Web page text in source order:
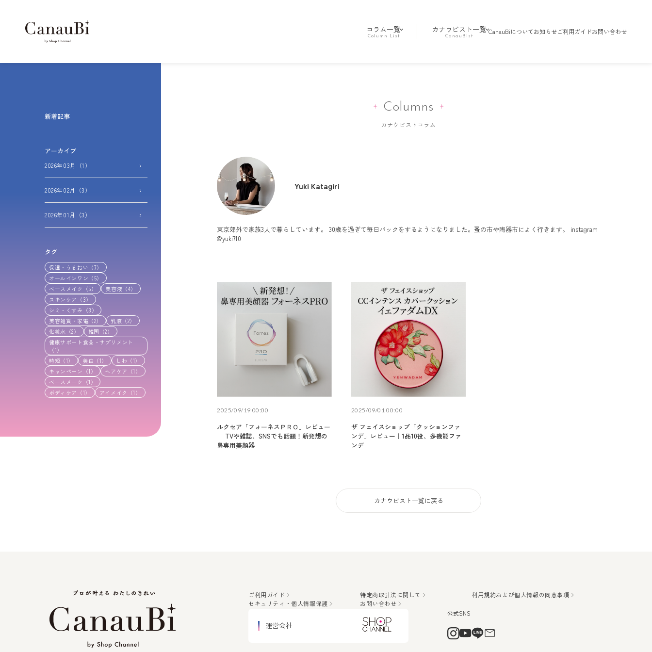
コラム一覧 カナウビスト一覧 CanauBiについてお知らせご利用ガイドお問い合わせ
Columns
Yuki Katagiri
東京郊外で家族3人で暮らしています。 30歳を過ぎて毎日パックをするようになりました。蚤の市や陶器市によく行きます。 instagram
@yuki710
2025/09/19 00:00
ルクセア「フォーネスＰＲＯ」レビュー
｜ TVや雑誌、SNSでも話題！新発想の
鼻専用美顔器
2025/09/01 00:00
ザ フェイスショップ「クッションファ
ンデ」レビュー｜1品10役、多機能ファ
ンデ
新着記事
アーカイブ
2026年03月（1）
2026年02月（3）
2026年01月（3）
タグ
保湿・うるおい（7）
オールインワン（5）
ベースメイク（5）
美容液（4）
スキンケア（3）
シミ・くすみ（3）
美容雑貨・家電（2）
乳液（2）
化粧水（2）
韓国（2）
健康サポート食品・サプリメント
（1）
時短（1）
美白（1）
しわ（1）
キャンペーン（1）
ヘアケア（1）
ベースメーク（1）
ボディケア（1）
アイメイク（1）
運営会社
ご利用ガイド 特定商取引法に関して
利用規約および個人情報の同意事項
セキュリティ・個人情報保護
お問い合わせ